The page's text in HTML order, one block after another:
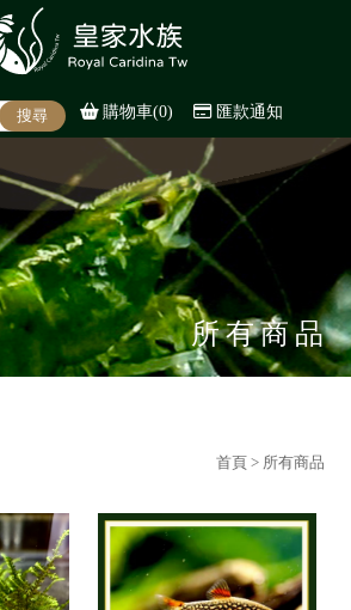
購物車(0) 匯款通知
所有商品
首頁> 所有商品